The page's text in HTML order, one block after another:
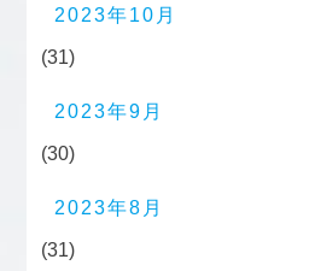
2023年10月
(31)
2023年9月
(30)
2023年8月
(31)